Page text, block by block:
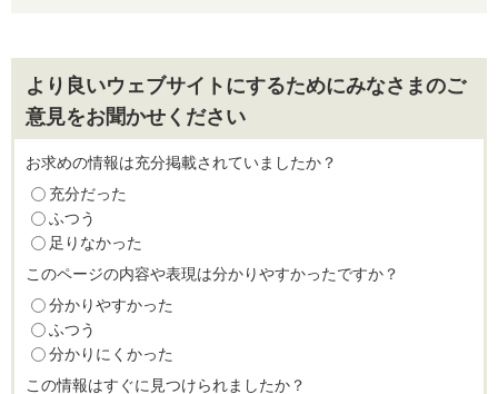
より良いウェブサイトにするためにみなさまのご
意見をお聞かせください
お求めの情報は充分掲載されていましたか？
充分だった
ふつう
足りなかった
このページの内容や表現は分かりやすかったですか？
分かりやすかった
ふつう
分かりにくかった
この情報はすぐに見つけられましたか？